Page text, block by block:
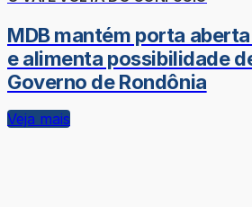
MDB mantém porta
e alimenta possibilidade
Governo de Rondônia
Veja mais